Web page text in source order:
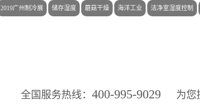
2019广州制冷展 储存湿度 蘑菇干燥 海洋工业 洁净室湿度控制
全国服务热线： 400-995-9029 为您